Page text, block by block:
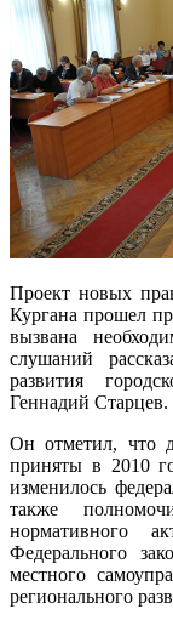
Проект новых
Кургана прошел
вызвана
слушаний
развития
Геннадий Старцев.
Он отметил, что
приняты в 2010
изменилось
также
нормативного
Федерального
местного
регионального